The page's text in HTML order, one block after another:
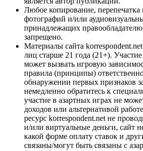
Любое копирование, перепечатка
фотографий и/или
принадлежащих правообладателю
запрещено.
Материалы сайта
лиц старше 21 года (21+).
может вызвать игровую
правила (принципы)
обнаружении первых признаков
немедленно обратитесь к
участие в азартных играх не
доходов или альтернативой
ресурс korrespondent.net не
и/или виртуальные деньги, сайт
какой форме оплату ставок и
связаны/могут быть связаны с